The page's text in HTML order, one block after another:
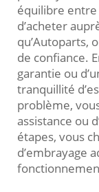
équilibre
d’acheter
qu’Autoparts,
de confiance.
garantie ou
tranquillité
problème,
assistance ou
étapes, vous
d’embrayage